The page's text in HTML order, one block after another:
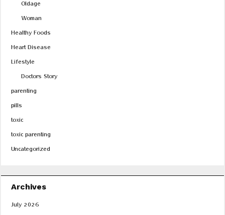
Oldage
Woman
Healthy Foods
Heart Disease
Lifestyle
Doctors Story
parenting
pills
toxic
toxic parenting
Uncategorized
Archives
July 2026